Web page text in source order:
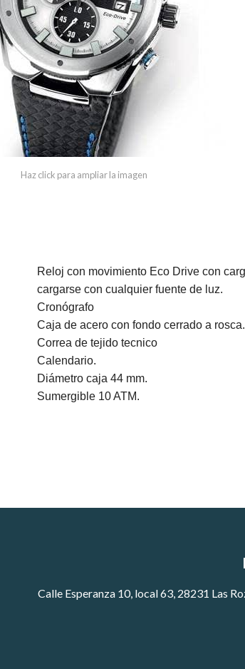
Haz click para ampliar la imagen
Reloj con movimiento Eco Drive con
cargarse con cualquier fuente de luz.
Cronógrafo
Caja de acero con fondo cerrado a rosca.
Correa de tejido tecnico
Calendario.
Diámetro caja 44 mm.
Sumergible 10 ATM.
Calle Esperanza 10, local 63, 28231 Las